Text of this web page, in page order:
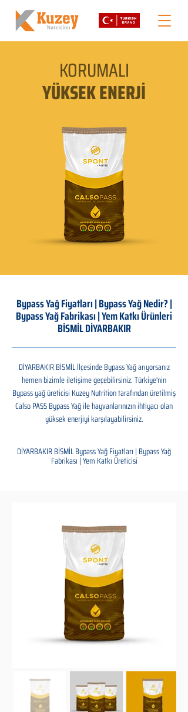
KORUMALI
YÜKSEK ENERJİ
Bypass Yağ Fiyatları | Bypass Yağ Nedir? |
Bypass Yağ Fabrikası | Yem Katkı Ürünleri
BİSMİL DİYARBAKIR
DİYARBAKIR BİSMİL İlçesinde Bypass Yağ arıyorsanız
hemen bizimle iletişime geçebilirsiniz. Türkiye'nin
Bypass yağ üreticisi Kuzey Nutrition tarafından üretilmiş
Calso PASS Bypass Yağ ile hayvanlarınızın ihtiyacı olan
yüksek enerjiyi karşılayabilirsiniz.
DİYARBAKIR BİSMİL Bypass Yağ Fiyatları | Bypass Yağ
Fabrikası | Yem Katkı Üreticisi